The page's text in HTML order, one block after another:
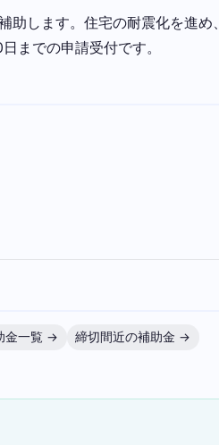
します。住宅の耐震化を進め、
までの申請受付です。
金一覧 →
締切間近の補助金 →